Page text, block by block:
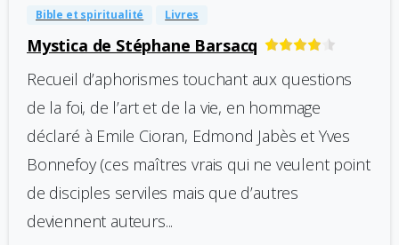
Bible et spiritualité Livres
Mystica de Stéphane Barsacq
Recueil d’aphorismes touchant aux questions
de la foi, de l’art et de la vie, en hommage
déclaré à Emile Cioran, Edmond Jabès et Yves
Bonnefoy (ces maîtres vrais qui ne veulent point
de disciples serviles mais que d’autres
deviennent auteurs...